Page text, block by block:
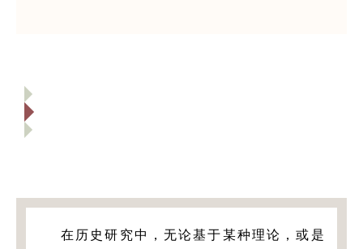
在历史研究中，无论基于某种理论，或是